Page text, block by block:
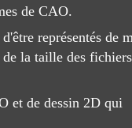
de CAO.
représentés de
la taille des
et de dessin 2D qui